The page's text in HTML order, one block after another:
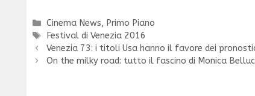
Categorie
Cinema News, Primo Piano
Tag
Festival di Venezia 2016
Venezia 73: i titoli Usa hanno il favore dei
On the milky road: tutto il fascino di Monica